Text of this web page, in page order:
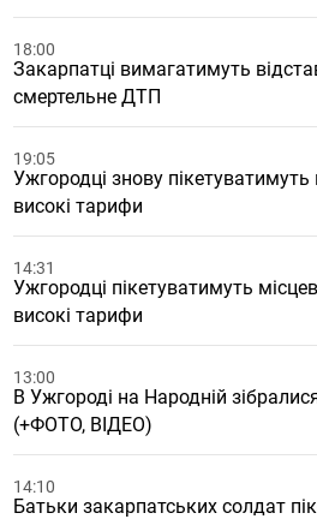
18:00
Закарпатці вимагатимуть
смертельне ДТП
19:05
Ужгородці знову
високі тарифи
14:31
Ужгородці пікетуватимуть
високі тарифи
13:00
В Ужгороді на Народній
(+ФОТО, ВІДЕО)
14:10
Батьки закарпатських солдат